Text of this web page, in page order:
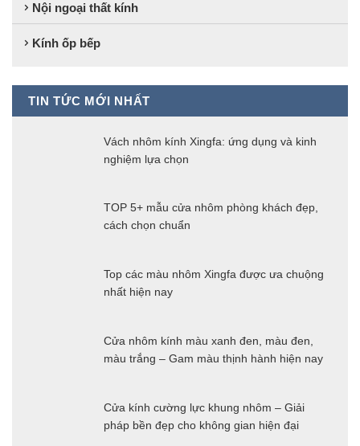
Nội ngoại thất kính
Kính ốp bếp
TIN TỨC MỚI NHẤT
Vách nhôm kính Xingfa: ứng dụng và kinh
nghiệm lựa chọn
TOP 5+ mẫu cửa nhôm phòng khách đẹp,
cách chọn chuẩn
Top các màu nhôm Xingfa được ưa chuộng
nhất hiện nay
Cửa nhôm kính màu xanh đen, màu đen,
màu trắng – Gam màu thịnh hành hiện nay
Cửa kính cường lực khung nhôm – Giải
pháp bền đẹp cho không gian hiện đại